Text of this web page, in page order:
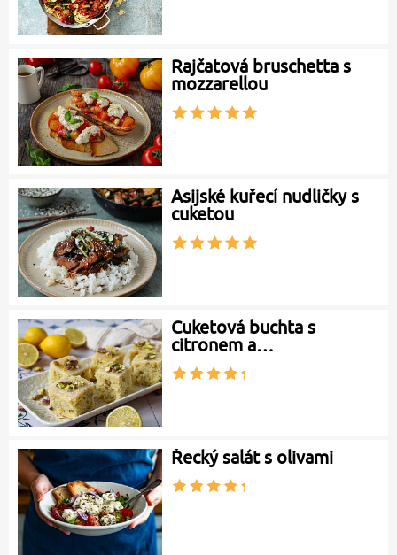
Rajčatová bruschetta s
mozzarellou
Asijské kuřecí nudličky s
cuketou
Cuketová buchta s
citronem a…
Řecký salát s olivami